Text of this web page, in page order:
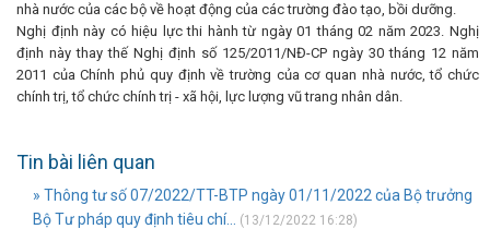
nhà nước của các bộ về hoạt động của các trường đào tạo, bồi dưỡng.
Nghị định này có hiệu lực thi hành từ ngày 01 tháng 02 năm 2023. Nghị
định này thay thế Nghị định số 125/2011/NĐ-CP ngày 30 tháng 12 năm
2011 của Chính phủ quy định về trường của cơ quan nhà nước, tổ chức
chính trị, tổ chức chính trị - xã hội, lực lượng vũ trang nhân dân.
Tin bài liên quan
» Thông tư số 07/2022/TT-BTP ngày 01/11/2022 của Bộ trưởng
Bộ Tư pháp quy định tiêu chí...
(13/12/2022 16:28)